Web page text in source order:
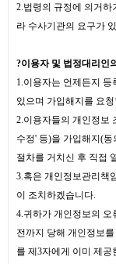
2.법령의 규정에 의거
라 수사기관의 요구가
?이용자 및 법정대리인
1.이용자는 언제든지
있으며 가입해지를 요
2.이용자들의 개인정보
수정' 등)을 가입해지(
절차를 거치신 후 직접
3.혹은 개인정보관리책
이 조치하겠습니다.
4.귀하가 개인정보의 오
전까지 당해 개인정보
를 제3자에게 이미 제